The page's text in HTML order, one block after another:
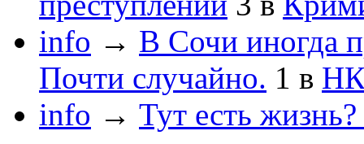
info → В Сочи иногда
Почти случайно. 1 в
info → Тут есть